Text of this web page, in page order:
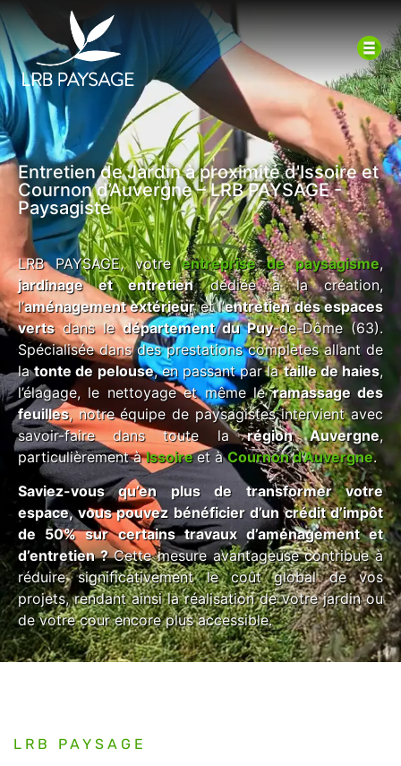
Entretien de Jardin à proximité d'Issoire et
Cournon d’Auvergne – LRB PAYSAGE -
Paysagiste
LRB PAYSAGE, votreentreprise de paysagisme,
jardinage et entretiendédiée à la création,
l’aménagement extérieuret l’entretien des espaces
vertsdans ledépartement du Puy-de-Dôme (63).
Spécialisée dans des prestations complètes allant de
latonte de pelouse, en passant par lataille de haies,
l’élagage, le nettoyage et même leramassage des
feuilles, notre équipe de paysagistes intervient avec
savoir-faire dans toute larégion Auvergne,
particulièrement àIssoire et àCournon d’Auvergne.
Saviez-vous qu’en plus de transformer votre
espace, vous pouvez bénéficier d’un crédit d’impôt
de 50% sur certains travaux d’aménagement et
d’entretien ?Cette mesure avantageuse contribue à
réduire significativement le coût global de vos
projets, rendant ainsi la réalisation de votre jardin ou
de votre cour encore plus accessible.
LRB PAYSAGE